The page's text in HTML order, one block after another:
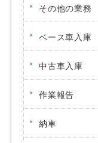
その他の業務
ベース車入庫
中古車入庫
作業報告
納車